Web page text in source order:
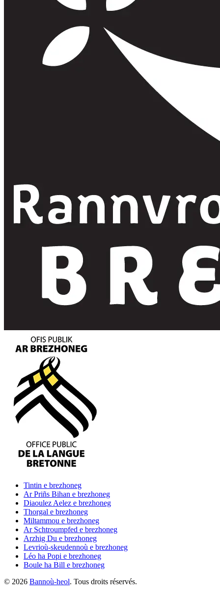
Tintin e brezhoneg
Ar Priñs Bihan e brezhoneg
Diaoulez Aelez e brezhoneg
Thorgal e brezhoneg
Miltammou e brezhoneg
Ar Schtroumpfed e brezhoneg
Arzhig Du e brezhoneg
Levrioù-skeudennoù e brezhoneg
Léo ha Popi e brezhoneg
Boule ha Bill e brezhoneg
© 2026 Bannoù-heol. Tous droits réservés.